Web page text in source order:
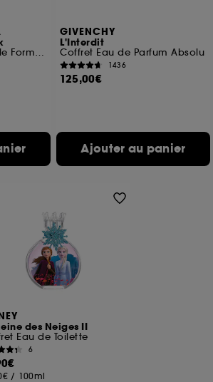
Eau de Toilette Florale Format Voyage
GIVENCHY
L'Interdit
Coffret Eau de Parfum Absolu
1436
125,00€
Ajouter au panier
des Neiges II
Eau de Toilette
6
/ 100ml